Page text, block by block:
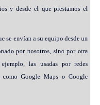
y desde el que prestamos el
se envían a su equipo desde un
por nosotros, sino por otra
las usadas por redes
Google Maps o Google